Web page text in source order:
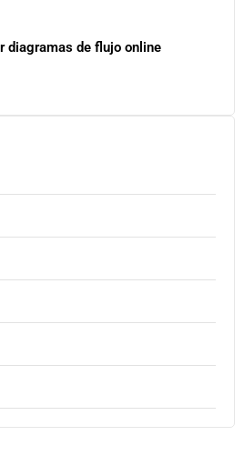
diagramas de flujo online